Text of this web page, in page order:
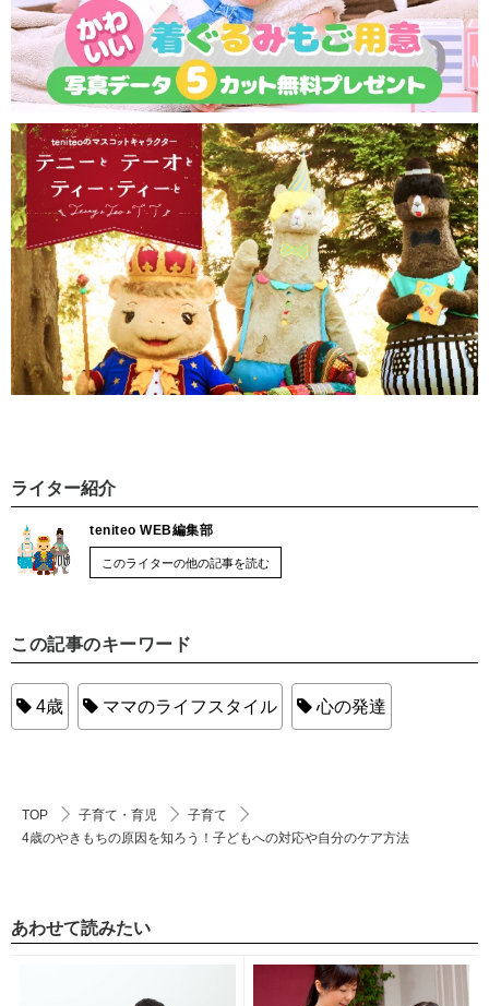
ライター紹介
teniteo WEB編集部
このライターの他の記事を読む
この記事のキーワード
4歳 ママのライフスタイル 心の発達
TOP 子育て・育児
子育て
4歳のやきもちの原因を知ろう！子どもへの対応や自分のケア方法
あわせて読みたい